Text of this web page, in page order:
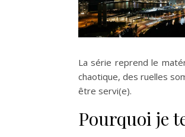
La série reprend le
chaotique, des ruelles
être servi(e).
Pourquoi je